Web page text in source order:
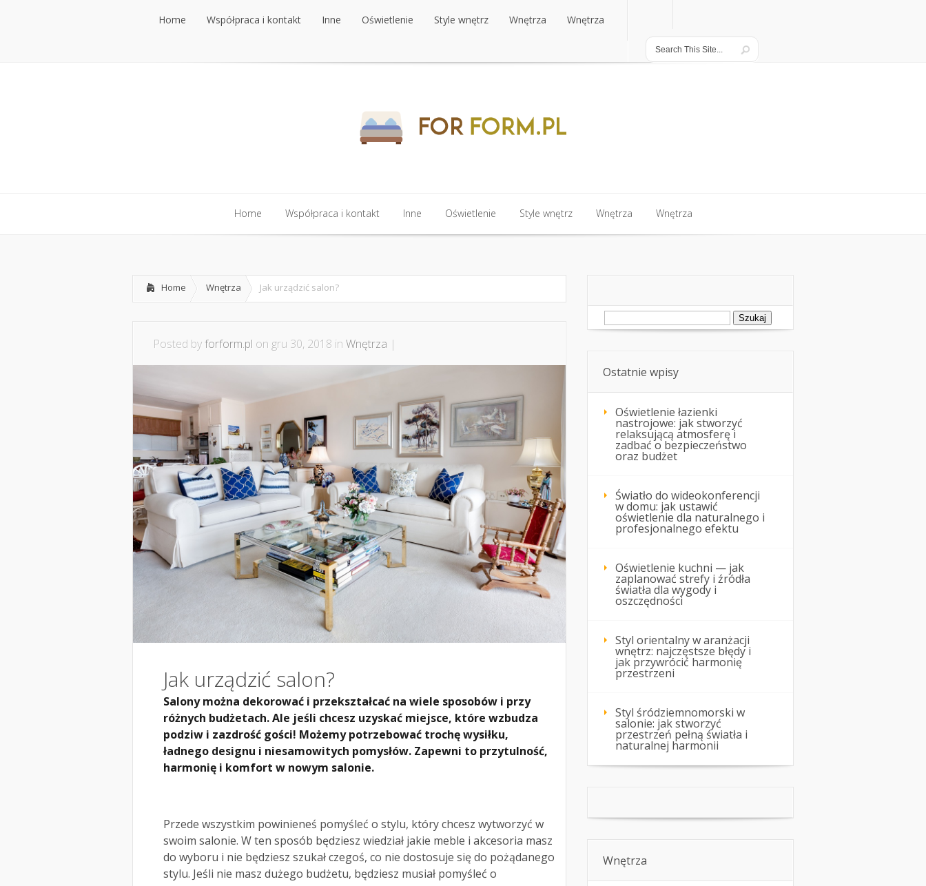
Home Współpraca i kontakt
Współpraca i kontakt
Inne
Inne
Oświetlenie
Oświetlenie
Style wnętrz
Style wnętrz
Wnętrza
Wnętrza
Wnętrza
Wnętrza
Home Współpraca i kontakt Inne Oświetlenie Style wnętrz Wnętrza Wnętrza
Home Wnętrza Jak urządzić salon?
Posted byforform.pl on gru 30, 2018 in Wnętrza |
Jak urządzić salon?
Salony można dekorować i przekształcać na wiele sposobów i przy
różnych budżetach. Ale jeśli chcesz uzyskać miejsce, które wzbudza
podziw i zazdrość gości! Możemy potrzebować trochę wysiłku,
ładnego designu i niesamowitych pomysłów. Zapewni to przytulność,
harmonię i komfort w nowym salonie.
Przede wszystkim powinieneś pomyśleć o stylu, który chcesz wytworzyć w
swoim salonie. W ten sposób będziesz wiedział jakie meble i akcesoria masz
do wyboru i nie będziesz szukał czegoś, co nie dostosuje się do pożądanego
stylu. Jeśli nie masz dużego budżetu, będziesz musiał pomyśleć o
Szukaj:
Ostatnie wpisy
Oświetlenie łazienki
nastrojowe: jak stworzyć
relaksującą atmosferę i
zadbać o bezpieczeństwo
oraz budżet
Światło do wideokonferencji
w domu: jak ustawić
oświetlenie dla naturalnego i
profesjonalnego efektu
Oświetlenie kuchni — jak
zaplanować strefy i źródła
światła dla wygody i
oszczędności
Styl orientalny w aranżacji
wnętrz: najczęstsze błędy i
jak przywrócić harmonię
przestrzeni
Styl śródziemnomorski w
salonie: jak stworzyć
przestrzeń pełną światła i
naturalnej harmonii
Wnętrza